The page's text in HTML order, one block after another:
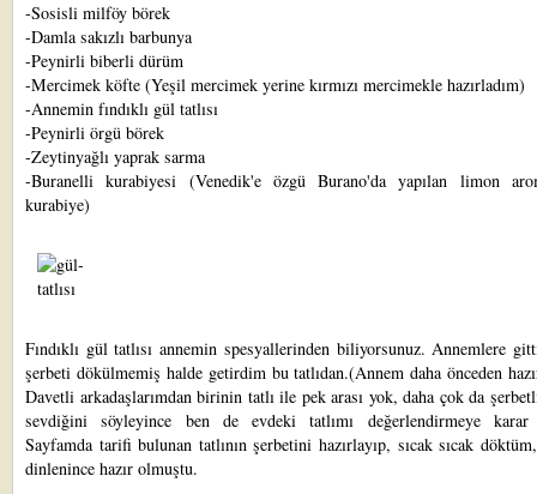
-Sosisli milföy börek
-Damla sakızlı barbunya
-Peynirli biberli dürüm
-Mercimek köfte (Yeşil mercimek yerine kırmızı mercimekle hazırladım)
-Annemin fındıklı gül tatlısı
-Peynirli örgü börek
-Zeytinyağlı yaprak sarma
-Buranelli kurabiyesi (Venedik'e özgü Burano'da yapılan limon
kurabiye)
Fındıklı gül tatlısıannemin spesyallerinden biliyorsunuz. Annemlere
şerbeti dökülmemiş halde getirdim bu tatlıdan.(Annem daha önceden
Davetli arkadaşlarımdan birinin tatlı ile pek arası yok, daha çok da
sevdiğini söyleyince ben de evdeki tatlımı değerlendirmeye
Sayfamda tarifi bulunan tatlının şerbetini hazırlayıp, sıcak sıcak
dinlenince hazır olmuştu.